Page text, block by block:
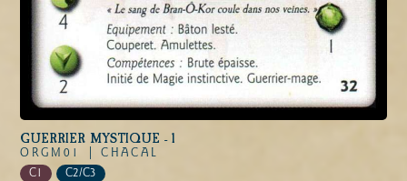
GUERRIER MYSTIQUE - 1
ORGM01 |
CHACAL
C1
C2/C3